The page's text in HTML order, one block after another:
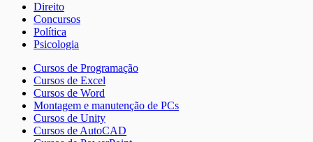
Direito
Concursos
Política
Psicologia
Cursos de Programação
Cursos de Excel
Cursos de Word
Montagem e manutenção de PCs
Cursos de Unity
Cursos de AutoCAD